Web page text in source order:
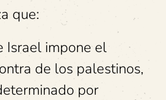
que:
Israel impone el
de los palestinos,
por